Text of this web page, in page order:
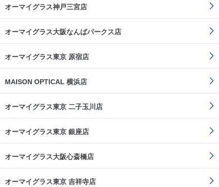
オーマイグラス神戸三宮店
オーマイグラス大阪なんばパークス店
オーマイグラス東京 原宿店
MAISON OPTICAL 横浜店
オーマイグラス東京 二子玉川店
オーマイグラス東京 銀座店
オーマイグラス大阪心斎橋店
オーマイグラス東京 吉祥寺店